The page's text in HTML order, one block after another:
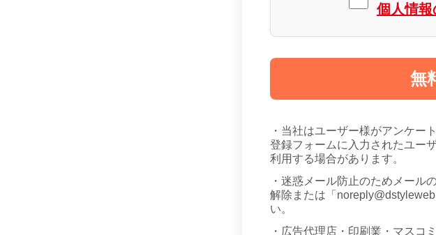
個人情
無
・当社はユーザー様がアンケー
登録フォームに入力されたユー
利用する場合があります。
・迷惑メール防止のためメール
解除または「
い。
・広告代理店・印刷業・マスコ